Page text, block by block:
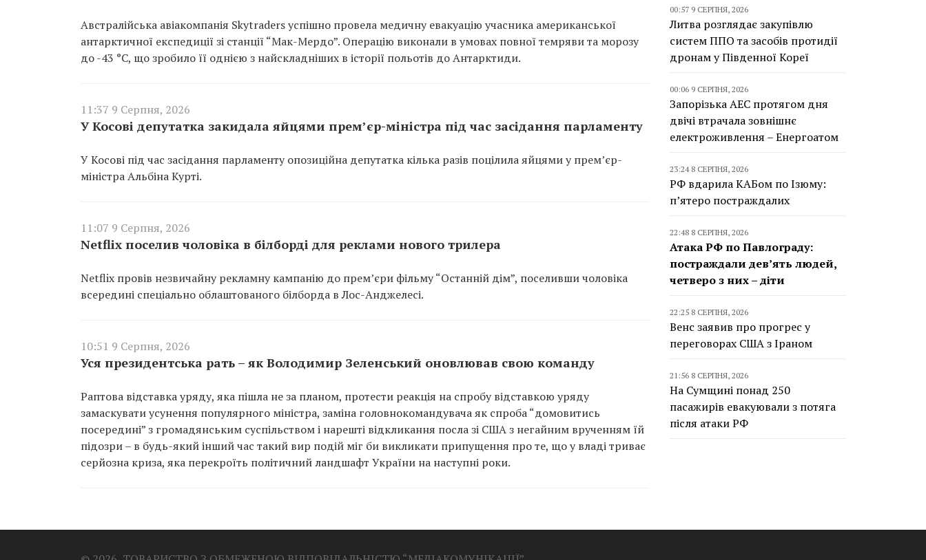
Австралійська авіакомпанія Skytraders успішно провела медичну евакуацію учасника американської
антарктичної експедиції зі станції “Мак-Мердо”. Операцію виконали в умовах повної темряви та морозу
до -43 °C, що зробило її однією з найскладніших в історії польотів до Антарктиди.
11:37 9 Серпня, 2026
У Косові депутатка закидала яйцями прем’єр-міністра під час засідання парламенту
У Косові під час засідання парламенту опозиційна депутатка кілька разів поцілила яйцями у прем’єр-
міністра Альбіна Курті.
11:07 9 Серпня, 2026
Netflix поселив чоловіка в білборді для реклами нового трилера
Netflix провів незвичайну рекламну кампанію до прем’єри фільму “Останній дім”, поселивши чоловіка
всередині спеціально облаштованого білборда в Лос-Анджелесі.
10:51 9 Серпня, 2026
Уся президентська рать – як Володимир Зеленський оновлював свою команду
Раптова відставка уряду, яка пішла не за планом, протести реакція на спробу відставкою уряду
замаскувати усунення популярного міністра, заміна головнокомандувача як спроба “домовитись
посередині” з громадянським суспільством і нарешті відкликання посла зі США з негайним врученням їй
підозри – в будь-який інший час такий вир подій міг би викликати припущення про те, що у владі триває
серйозна криза, яка перекроїть політичний ландшафт України на наступні роки.
00:57 9 СЕРПНЯ, 2026
Литва розглядає закупівлю
систем ППО та засобів протидії
дронам у Південної Кореї
00:06 9 СЕРПНЯ, 2026
Запорізька АЕС протягом дня
двічі втрачала зовнішнє
електроживлення – Енергоатом
23:24 8 СЕРПНЯ, 2026
РФ вдарила КАБом по Ізюму:
п’ятеро постраждалих
22:48 8 СЕРПНЯ, 2026
Атака РФ по Павлограду:
постраждали дев’ять людей,
четверо з них – діти
22:25 8 СЕРПНЯ, 2026
Венс заявив про прогрес у
переговорах США з Іраном
21:56 8 СЕРПНЯ, 2026
На Сумщині понад 250
пасажирів евакуювали з потяга
після атаки РФ